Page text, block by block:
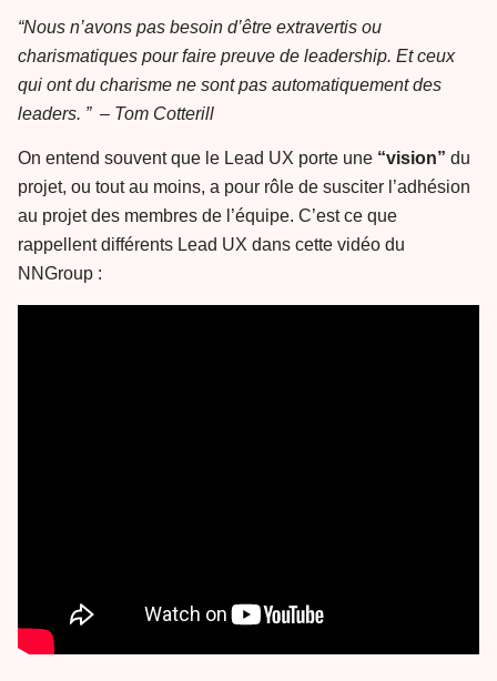
“Nous n’avons pas besoin d’être extravertis ou
charismatiques pour faire preuve de leadership. Et ceux
qui ont du charisme ne sont pas automatiquement des
leaders. ” – Tom Cotterill
On entend souvent que le Lead UX porte une “vision” du
projet, ou tout au moins, a pour rôle de susciter l’adhésion
au projet des membres de l’équipe. C’est ce que
rappellent différents Lead UX dans cette vidéo du
NNGroup :